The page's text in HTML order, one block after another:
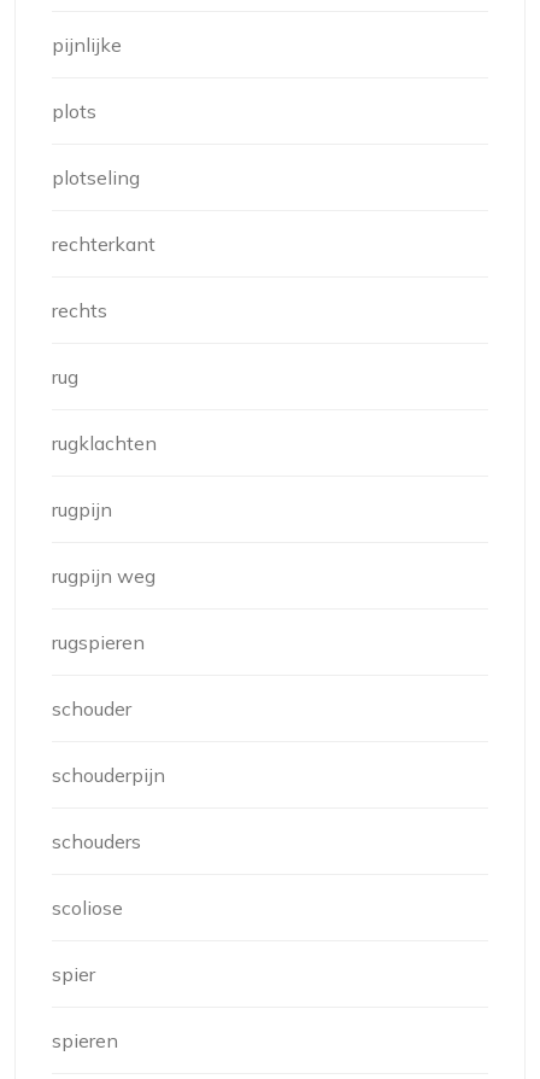
pijnlijke
plots
plotseling
rechterkant
rechts
rug
rugklachten
rugpijn
rugpijn weg
rugspieren
schouder
schouderpijn
schouders
scoliose
spier
spieren